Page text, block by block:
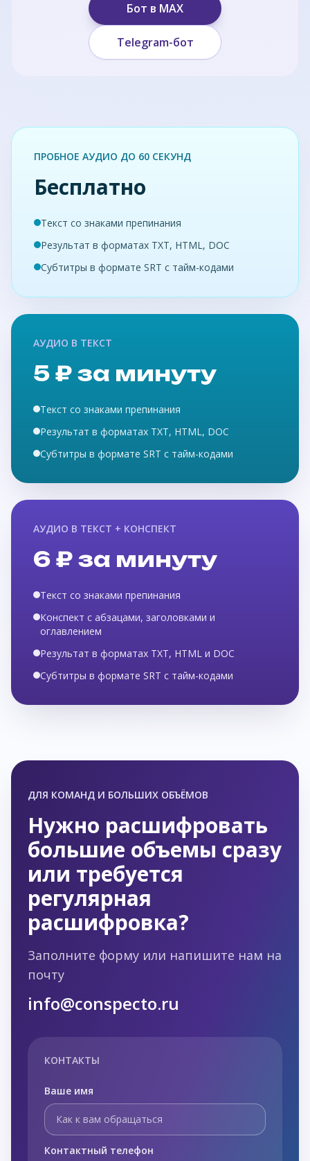
Бот в MAX
Telegram-бот
ПРОБНОЕ АУДИО ДО 60 СЕКУНД
Бесплатно
Текст со знаками препинания
Результат в форматах TXT, HTML, DOC
Субтитры в формате SRT с тайм-кодами
АУДИО В ТЕКСТ
5 ₽ за минуту
Текст со знаками препинания
Результат в форматах TXT, HTML, DOC
Субтитры в формате SRT с тайм-кодами
АУДИО В ТЕКСТ + КОНСПЕКТ
6 ₽ за минуту
Текст со знаками препинания
Конспект с абзацами, заголовками и
оглавлением
Результат в форматах TXT, HTML и DOC
Субтитры в формате SRT с тайм-кодами
ДЛЯ КОМАНД И БОЛЬШИХ ОБЪЁМОВ
Нужно расшифровать
большие объемы сразу
или требуется
регулярная
расшифровка?
Заполните форму или напишите нам на
почту
info@conspecto.ru
КОНТАКТЫ
Ваше имя
Контактный телефон